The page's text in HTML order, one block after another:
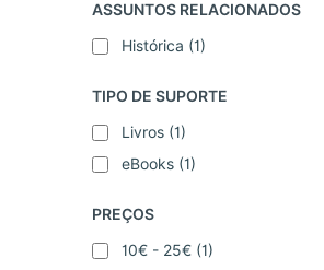
ASSUNTOS RELACIONADOS
Histórica (1)
TIPO DE SUPORTE
Livros (1)
eBooks (1)
PREÇOS
10€ - 25€ (1)